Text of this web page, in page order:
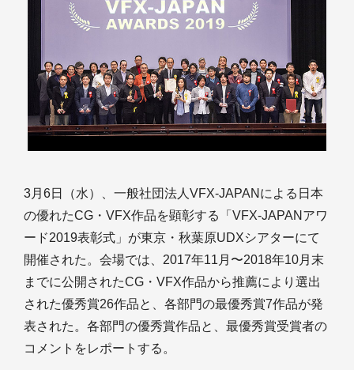
3月6日（水）、一般社団法人VFX-JAPANによる日本
の優れたCG・VFX作品を顕彰する「VFX-JAPANアワ
ード2019表彰式」が東京・秋葉原UDXシアターにて
開催された。会場では、2017年11月〜2018年10月末
までに公開されたCG・VFX作品から推薦により選出
された優秀賞26作品と、各部門の最優秀賞7作品が発
表された。各部門の優秀賞作品と、最優秀賞受賞者の
コメントをレポートする。